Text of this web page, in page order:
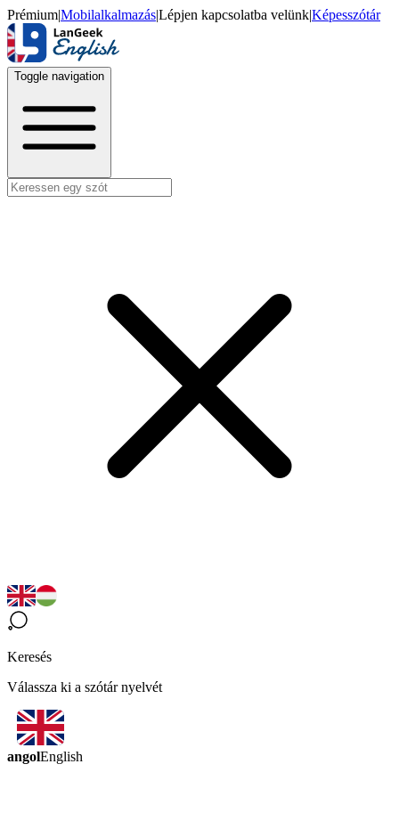
Prémium|Mobilalkalmazás|Lépjen kapcsolatba velünk|Képesszótár
Toggle navigation
Keresés
Válassza ki a szótár nyelvét
angolEnglish